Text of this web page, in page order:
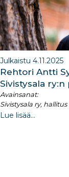
Julkaistu 4.11.2025
Rehtori Antti
Sivistysala
Avainsanat:
Sivistysala ry, hallitus
Lue lisää...